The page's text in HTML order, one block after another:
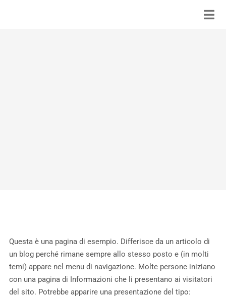
Questa è una pagina di esempio. Differisce da un articolo di
un blog perché rimane sempre allo stesso posto e (in molti
temi) appare nel menu di navigazione. Molte persone iniziano
con una pagina di Informazioni che li presentano ai visitatori
del sito. Potrebbe apparire una presentazione del tipo: